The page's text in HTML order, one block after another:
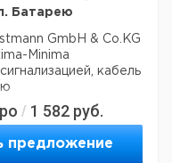
Батарею
GmbH & Co.KG
Minima
кабель
/ 1 582 руб.
предложение